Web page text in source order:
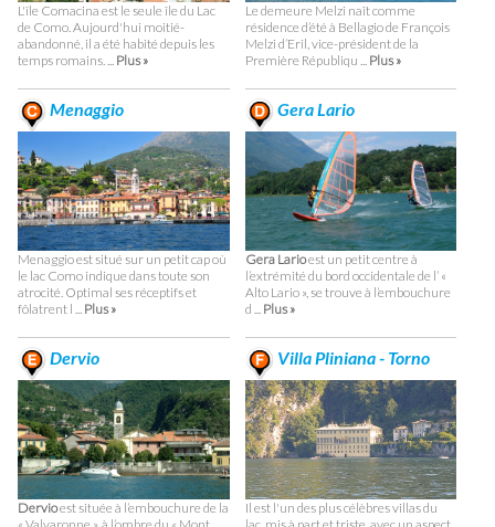
L'île Comacina est le seule île du Lac
de Como. Aujourd'hui moitié-
abandonné, il a été habité depuis les
temps romains. ... Plus »
Le demeure Melzi naît comme
résidence d’été à Bellagio de François
Melzi d’Eril, vice-président de la
Première Républiqu ... Plus »
Menaggio
Menaggio est situé sur un petit cap où
le lac Como indique dans toute son
atrocité. Optimal ses réceptifs et
fôlatrent l ... Plus »
Gera Lario
Gera Larioest un petit centre à
l’extrémité du bord occidentale de l’ «
Alto Lario », se trouve à l’embouchure
d ... Plus »
Dervio
Dervioest située à l’embouchure de la
Villa Pliniana - Torno
Il est l'un des plus célèbres villas du